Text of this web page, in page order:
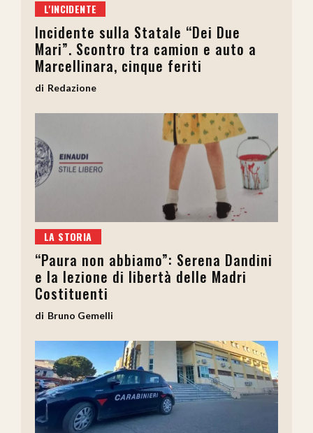
L'INCIDENTE
Incidente sulla Statale “Dei Due
Mari”. Scontro tra camion e auto a
Marcellinara, cinque feriti
Redazione
LA STORIA
“Paura non abbiamo”: Serena Dandini
e la lezione di libertà delle Madri
Costituenti
Bruno Gemelli